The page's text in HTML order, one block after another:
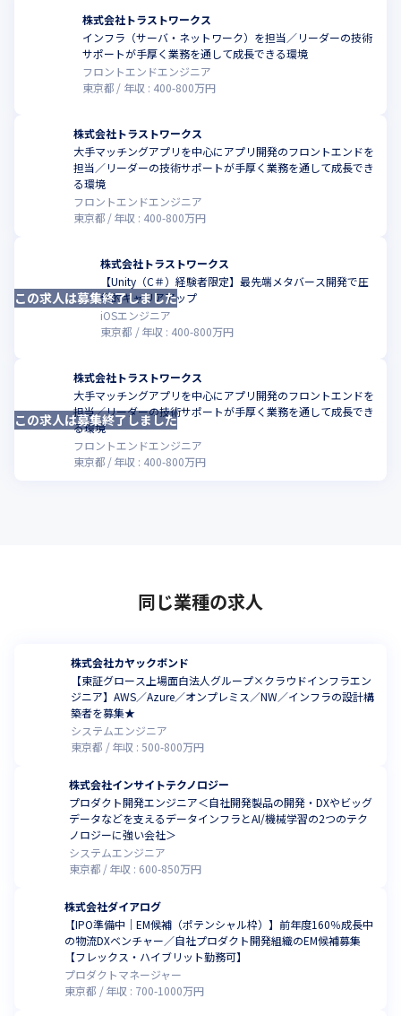
株式会社トラストワークス
インフラ（サーバ・ネットワーク）を担当／リーダーの技術
サポートが手厚く業務を通して成長できる環境
フロントエンドエンジニア
東京都
年収 : 400-800万円
株式会社トラストワークス
大手マッチングアプリを中心にアプリ開発のフロントエンドを
担当／リーダーの技術サポートが手厚く業務を通して成長でき
る環境
フロントエンドエンジニア
東京都
年収 : 400-800万円
株式会社トラストワークス
【Unity（C＃）経験者限定】最先端メタバース開発で圧
倒的キャリアアップ
iOSエンジニア
東京都
年収 : 400-800万円
この求人は募集終了しました
株式会社トラストワークス
大手マッチングアプリを中心にアプリ開発のフロントエンドを
担当／リーダーの技術サポートが手厚く業務を通して成長でき
る環境
フロントエンドエンジニア
東京都
年収 : 400-800万円
この求人は募集終了しました
同じ業種の求人
株式会社カヤックボンド
【東証グロース上場面白法人グループ×クラウドインフラエン
ジニア】AWS／Azure／オンプレミス／NW／インフラの設計構
築者を募集★
システムエンジニア
東京都
年収 : 500-800万円
株式会社インサイトテクノロジー
プロダクト開発エンジニア＜自社開発製品の開発・DXやビッグ
データなどを支えるデータインフラとAI/機械学習の2つのテク
ノロジーに強い会社＞
システムエンジニア
東京都
年収 : 600-850万円
株式会社ダイアログ
【IPO準備中｜EM候補（ポテンシャル枠）】前年度160％成長中
の物流DXベンチャー／自社プロダクト開発組織のEM候補募集
【フレックス・ハイブリット勤務可】
プロダクトマネージャー
東京都
年収 : 700-1000万円